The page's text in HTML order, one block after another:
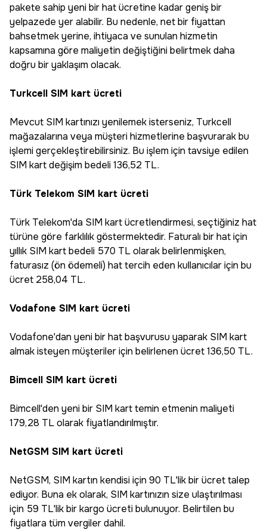
pakete sahip yeni bir hat ücretine kadar geniş bir
yelpazede yer alabilir. Bu nedenle, net bir fiyattan
bahsetmek yerine, ihtiyaca ve sunulan hizmetin
kapsamına göre maliyetin değiştiğini belirtmek daha
doğru bir yaklaşım olacak.
Turkcell SIM kart ücreti
Mevcut SIM kartınızı yenilemek isterseniz, Turkcell
mağazalarına veya müşteri hizmetlerine başvurarak bu
işlemi gerçekleştirebilirsiniz. Bu işlem için tavsiye edilen
SIM kart değişim bedeli 136,52 TL.
Türk Telekom SIM kart ücreti
Türk Telekom'da SIM kart ücretlendirmesi, seçtiğiniz hat
türüne göre farklılık göstermektedir. Faturalı bir hat için
yıllık SIM kart bedeli 570 TL olarak belirlenmişken,
faturasız (ön ödemeli) hat tercih eden kullanıcılar için bu
ücret 258,04 TL.
Vodafone SIM kart ücreti
Vodafone'dan yeni bir hat başvurusu yaparak SIM kart
almak isteyen müşteriler için belirlenen ücret 136,50 TL.
Bimcell SIM kart ücreti
Bimcell'den yeni bir SIM kart temin etmenin maliyeti
179,28 TL olarak fiyatlandırılmıştır.
NetGSM SIM kart ücreti
NetGSM, SIM kartın kendisi için 90 TL'lik bir ücret talep
ediyor. Buna ek olarak, SIM kartınızın size ulaştırılması
için 59 TL'lik bir kargo ücreti bulunuyor. Belirtilen bu
fiyatlara tüm vergiler dahil.